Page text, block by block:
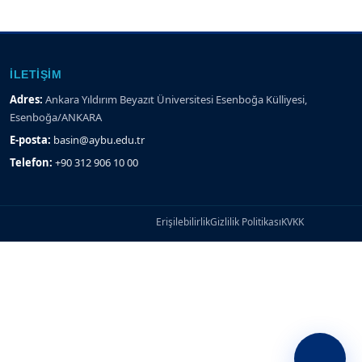
İLETIŞIM
Adres: Ankara Yıldırım Beyazıt Üniversitesi Esenboğa Külliyesi,
Esenboğa/ANKARA
E-posta: basin@aybu.edu.tr
Telefon: +90 312 906 10 00
ErişilebilirlikGizlilik PolitikasıKVKK